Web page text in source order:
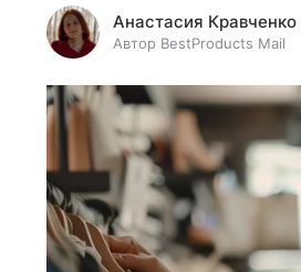
Анастасия Кравченко
Автор BestProducts Mail